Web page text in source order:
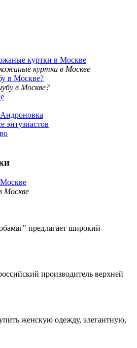
куртки в Москве
в Москве?
энтузиастов
предлагает широкий
производитель верхней
женскую одежду, элегантную,